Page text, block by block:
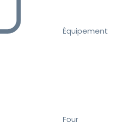
Équipement
Four